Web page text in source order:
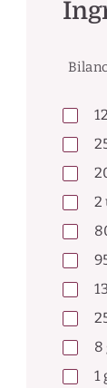
2
8
1